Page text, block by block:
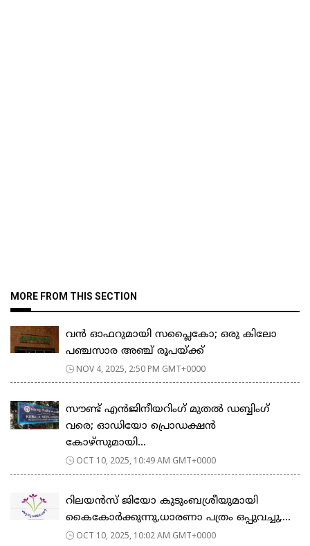
MORE FROM THIS SECTION
വൻ ഓഫറുമായി സപ്ലൈകോ; ഒരു കിലോ
പഞ്ചസാര അഞ്ച് രൂപയ്ക്ക്
NOV 4, 2025, 2:50 PM GMT+0000
സൗണ്ട് എൻജിനീയറിംഗ് മുതൽ ഡബ്ബിംഗ്
വരെ; ഓഡിയോ പ്രൊഡക്ഷൻ
കോഴ്‌സുമായി...
OCT 10, 2025, 10:49 AM GMT+0000
റിലയൻസ് ജിയോ കുടുംബശ്രീയുമായി
കൈകോർക്കുന്നു,ധാരണാ പത്രം ഒപ്പുവച്ചു,...
OCT 10, 2025, 10:02 AM GMT+0000